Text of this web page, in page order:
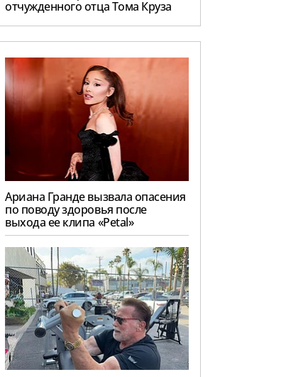
отчужденного отца Тома Круза
Ариана Гранде вызвала опасения
по поводу здоровья после
выхода ее клипа «Petal»